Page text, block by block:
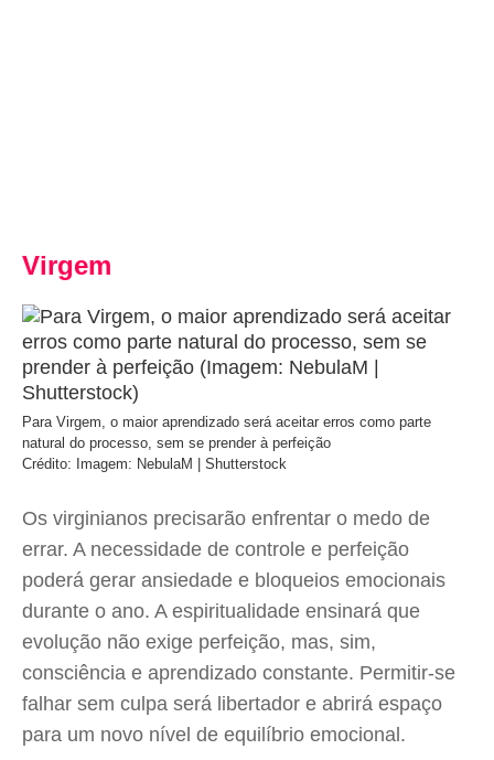
Virgem
Para Virgem, o maior aprendizado será aceitar erros como parte
natural do processo, sem se prender à perfeição
Crédito: Imagem: NebulaM | Shutterstock
Os virginianos precisarão enfrentar o medo de
errar. A necessidade de controle e perfeição
poderá gerar ansiedade e bloqueios emocionais
durante o ano. A espiritualidade ensinará que
evolução não exige perfeição, mas, sim,
consciência e aprendizado constante. Permitir-se
falhar sem culpa será libertador e abrirá espaço
para um novo nível de equilíbrio emocional.